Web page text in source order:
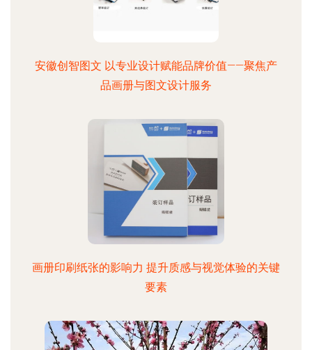
安徽创智图文 以专业设计赋能品牌价值——聚焦产
品画册与图文设计服务
画册印刷纸张的影响力 提升质感与视觉体验的关键
要素